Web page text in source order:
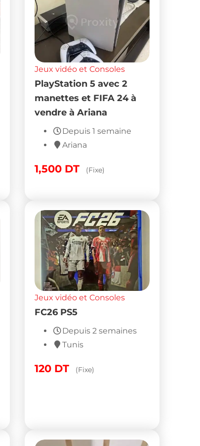
Jeux vidéo et Consoles
PlayStation 5 avec 2
manettes et FIFA 24 à
vendre à Ariana
Depuis 1 semaine
Ariana
1,500 DT (Fixe)
Jeux vidéo et Consoles
FC26 PS5
Depuis 2 semaines
Tunis
120 DT (Fixe)